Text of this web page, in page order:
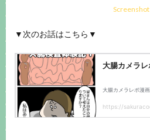
Screenshot
▼次のお話はこちら▼